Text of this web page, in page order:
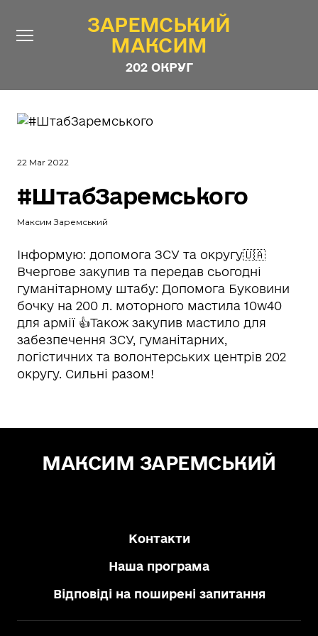
ЗАРЕМСЬКИЙ
МАКСИМ
202 ОКРУГ
ЗАРЕМСЬКИЙ
МАКСИМ
202 ОКРУГ
Звіти
Контакти
Програма
Анонімні опитування
Стежити за Депутатом
22 Mar 2022
#ШтабЗаремського
Максим Заремський
Інформую: допомога ЗСУ та округу🇺🇦
Вчергове закупив та передав сьогодні
гуманітарному штабу: Допомога Буковини
бочку на 200 л. моторного мастила 10w40
для армії 👍Також закупив мастило для
забезпечення ЗСУ, гуманітарних,
логістичних та волонтерських центрів 202
округу. Сильні разом!
МАКСИМ ЗАРЕМСЬКИЙ
Контакти
Наша програма
Відповіді на поширені запитання